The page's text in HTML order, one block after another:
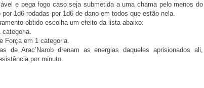
e pega fogo caso seja submetida a uma chama pelo menos do
1d6 rodadas por 1d6 de dano em todos que estão nela.
obtido escolha um efeito da lista abaixo:
categoria.
Força em 1 categoria.
de Arac’Narob drenam as energias daqueles aprisionados ali,
por minuto.